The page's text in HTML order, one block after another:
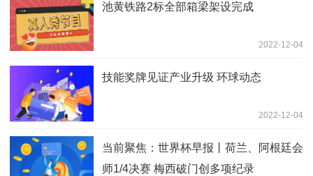
池黄铁路2标全部箱梁架设完成
2022-12-04
技能奖牌见证产业升级 环球动态
2022-12-04
当前聚焦：世界杯早报丨荷兰、阿根廷会
师1/4决赛 梅西破门创多项纪录